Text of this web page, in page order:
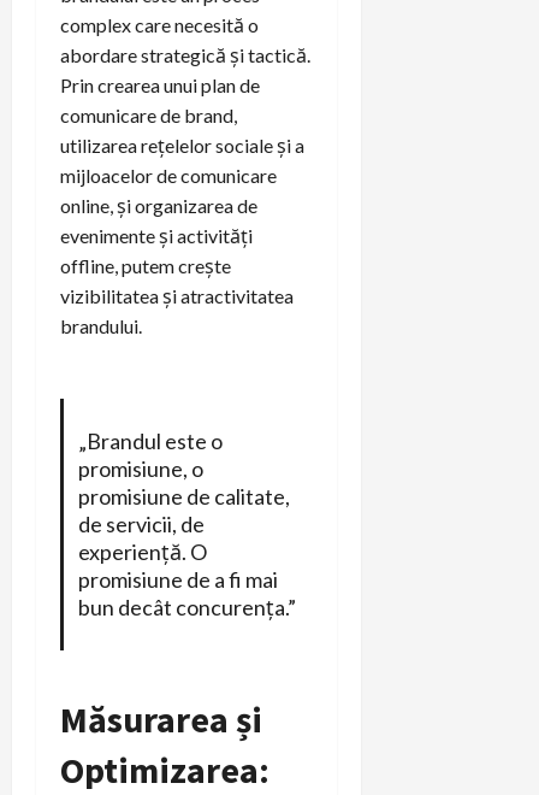
complex care necesită o
abordare strategică și tactică.
Prin crearea unui plan de
comunicare de brand,
utilizarea rețelelor sociale și a
mijloacelor de comunicare
online, și organizarea de
evenimente și activități
offline, putem crește
vizibilitatea și atractivitatea
brandului.
„Brandul este o
promisiune, o
promisiune de calitate,
de servicii, de
experiență. O
promisiune de a fi mai
bun decât concurența.”
Măsurarea și
Optimizarea: